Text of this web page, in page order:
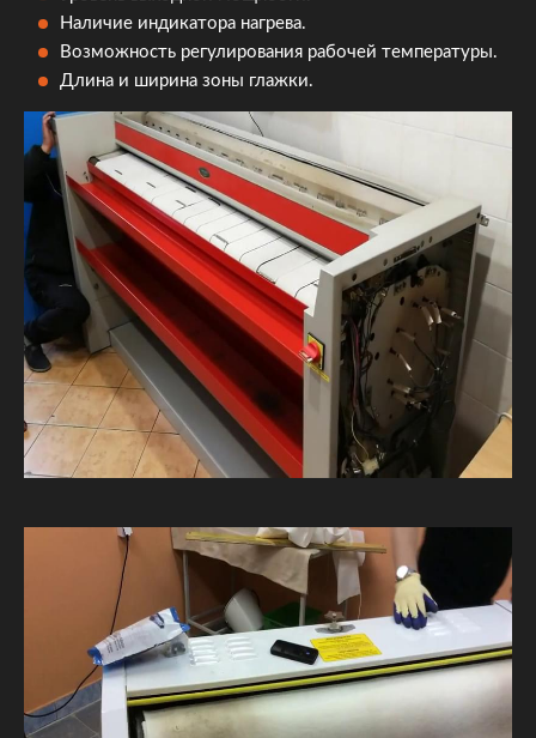
Наличие индикатора нагрева.
Возможность регулирования рабочей температуры.
Длина и ширина зоны глажки.